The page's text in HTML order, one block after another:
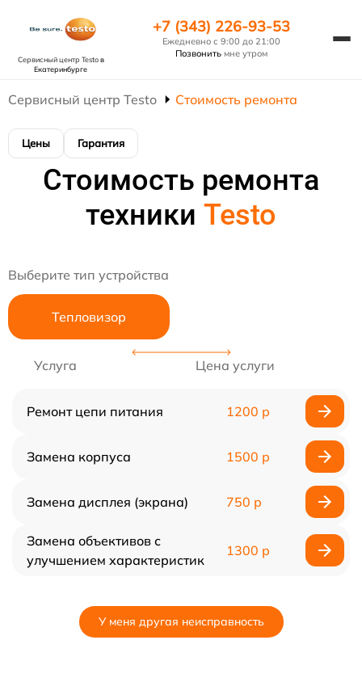
Сервисный центр Testoв
Екатеринбурге
+7 (343) 226-93-53
Ежедневно с 9:00 до 21:00
Позвонить мне утром
Сервисный центр Testo Стоимость ремонта
Цены Гарантия
Стоимость ремонта
техники Testo
Выберите тип устройства
Тепловизор
Услуга Цена услуги
Ремонт цепи питания 1200 р
Замена корпуса 1500 р
Замена дисплея (экрана) 750 р
Замена объективов с
улучшением характеристик
1300 р
У меня другая неисправность